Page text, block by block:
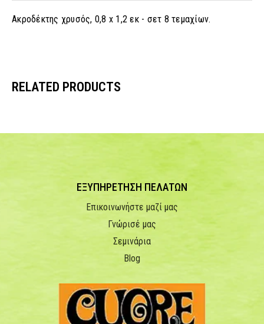
Ακροδέκτης χρυσός, 0,8 x 1,2 εκ - σετ 8 τεμαχίων.
RELATED PRODUCTS
ΕΞΥΠΗΡΕΤΗΣΗ ΠΕΛΑΤΩΝ
Επικοινωνήστε μαζί μας
Γνώρισέ μας
Σεμινάρια
Blog